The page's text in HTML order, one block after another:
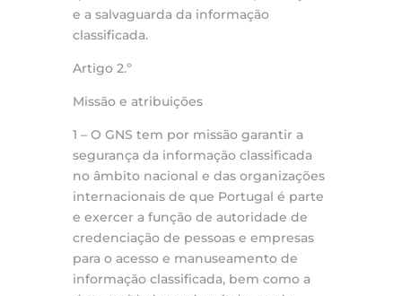
e a salvaguarda da informação
classificada.
Artigo 2.º
Missão e atribuições
1 – O GNS tem por missão garantir a
segurança da informação classificada
no âmbito nacional e das organizações
internacionais de que Portugal é parte
e exercer a função de autoridade de
credenciação de pessoas e empresas
para o acesso e manuseamento de
informação classificada, bem como a